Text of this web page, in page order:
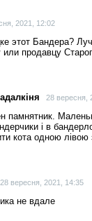
2021, 12:02
этот Бандера?
или продавцу
28 вересня,
памнятник.
і в
кота одною лівою
28 вересня, 2021, 14:35
не вдале